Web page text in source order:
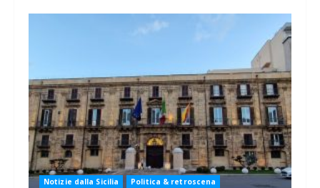
Notizie dalla Sicilia Politica & retroscena